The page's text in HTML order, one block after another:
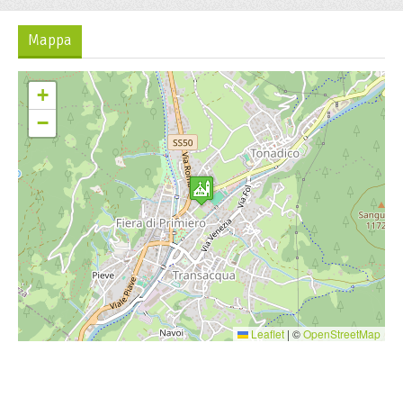
Mappa
+
−
Leaflet | ©OpenStreetMap